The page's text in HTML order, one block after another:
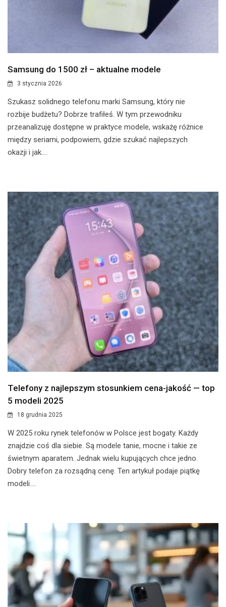
Samsung do 1500 zł – aktualne modele
3 stycznia 2026
Szukasz solidnego telefonu marki Samsung, który nie
rozbije budżetu? Dobrze trafiłeś. W tym przewodniku
przeanalizuję dostępne w praktyce modele, wskażę różnice
między seriami, podpowiem, gdzie szukać najlepszych
okazji i jak....
Telefony z najlepszym stosunkiem cena-jakość — top
5 modeli 2025
18 grudnia 2025
W 2025 roku rynek telefonów w Polsce jest bogaty. Każdy
znajdzie coś dla siebie. Są modele tanie, mocne i takie ze
świetnym aparatem. Jednak wielu kupujących chce jedno.
Dobry telefon za rozsądną cenę. Ten artykuł podaje piątkę
modeli....